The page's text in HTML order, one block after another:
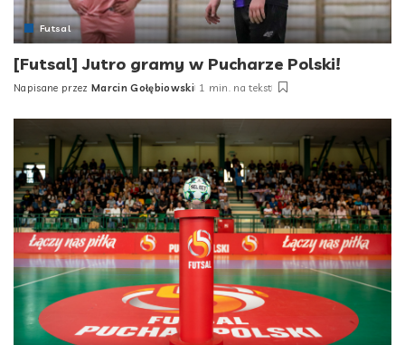
Futsal
[Futsal] Jutro gramy w Pucharze Polski!
Posted
Napisane przez Marcin Gołębiowski 1 min. na tekst